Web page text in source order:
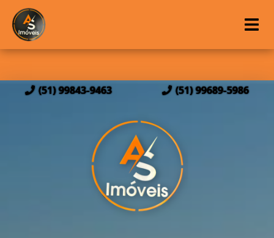
(51) 99843-9463 (51) 99689-5986